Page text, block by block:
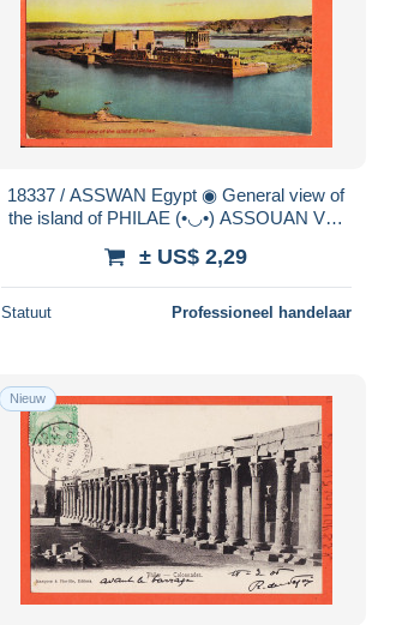
18337 / ASSWAN Egypt ◉ General view of
the island of PHILAE (•◡•) ASSOUAN Vue
± US$ 2,29
Statuut Professioneel handelaar
Nieuw